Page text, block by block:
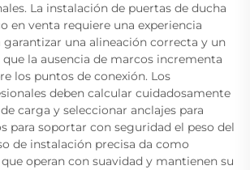
La instalación de puertas de ducha
en venta requiere una experiencia
garantizar una alineación correcta y un
la ausencia de marcos incrementa
los puntos de conexión. Los
deben calcular cuidadosamente
carga y seleccionar anclajes para
para soportar con seguridad el peso del
de instalación precisa da como
operan con suavidad y mantienen su